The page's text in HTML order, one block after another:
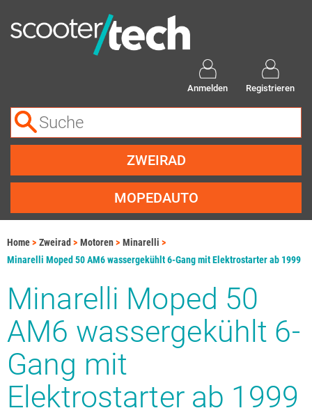
Anmelden Registrieren
ZWEIRAD
MOPEDAUTO
Home Zweirad Motoren
Minarelli
Minarelli Moped 50 AM6 wassergekühlt 6-Gang mit Elektrostarter ab 1999
Minarelli Moped 50
AM6 wassergekühlt 6-
Gang mit
Elektrostarter ab 1999